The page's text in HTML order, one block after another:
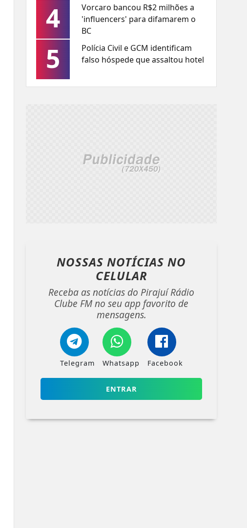
4
Vorcaro bancou R$2 milhões a
'influencers' para difamarem o
BC
5
Polícia Civil e GCM identificam
falso hóspede que assaltou hotel
NOSSAS NOTÍCIASNO
CELULAR
Receba as notícias do Pirajuí Rádio
Clube FM no seu app favorito de
mensagens.
Telegram Whatsapp Facebook
ENTRAR